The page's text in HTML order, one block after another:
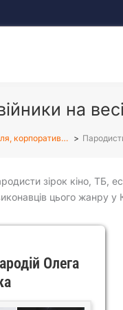
на
корпоратив…
зірок кіно, ТБ,
цього жанру у
Олега